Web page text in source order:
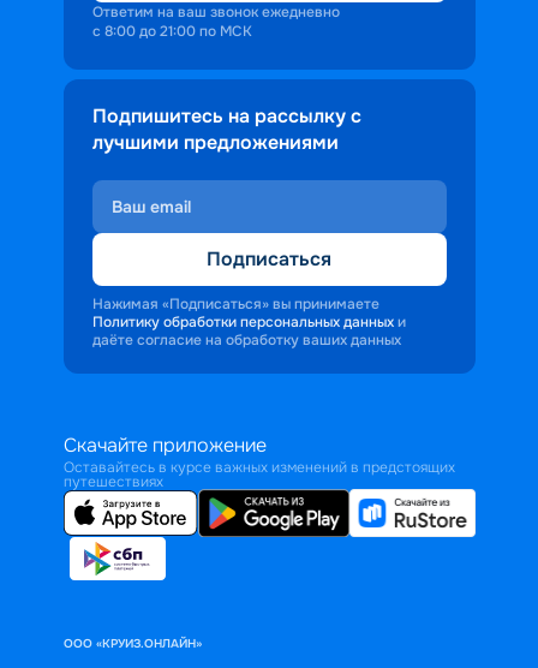
Ответим на ваш звонок ежедневно
с 8:00 до 21:00 по МСК
Подпишитесь на рассылку с
лучшими предложениями
Подписаться
Нажимая «Подписаться» вы принимаете
Политику обработки персональных данных и
даёте согласие на обработку ваших данных
Скачайте приложение
Оставайтесь в курсе важных изменений в предстоящих
путешествиях
ООО «КРУИЗ.ОНЛАЙН»